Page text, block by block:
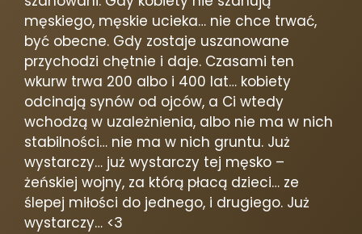
męskiego, męskie ucieka… nie chce trwać,
być obecne. Gdy zostaje uszanowane
przychodzi chętnie i daje. Czasami ten
wkurw trwa 200 albo i 400 lat… kobiety
odcinają synów od ojców, a Ci wtedy
wchodzą w uzależnienia, albo nie ma w nich
stabilności… nie ma w nich gruntu. Już
wystarczy… już wystarczy tej męsko –
żeńskiej wojny, za którą płacą dzieci… ze
ślepej miłości do jednego, i drugiego. Już
wystarczy… <3